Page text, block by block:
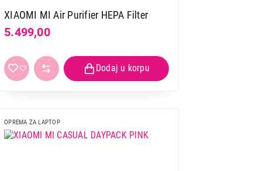
XIAOMI MI Air Purifier HEPA Filter
5.499,00
OPREMA ZA LAPTOP